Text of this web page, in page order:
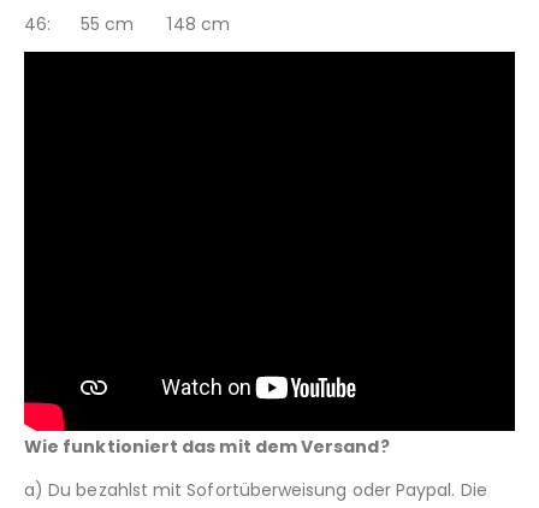
46: 55 cm 148 cm
Wie funktioniert das mit dem Versand?
a) Du bezahlst mit Sofortüberweisung oder Paypal. Die